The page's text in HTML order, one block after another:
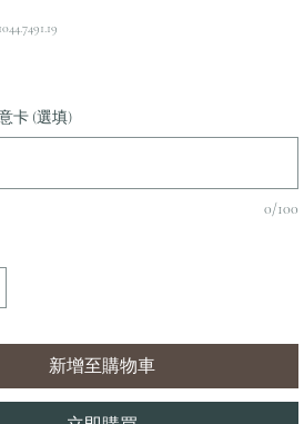
卡 (選填)
0/100
新增至購物車